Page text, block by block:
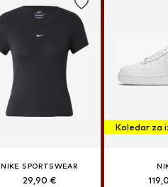
NIKE SPORTSWEAR
29,90 €